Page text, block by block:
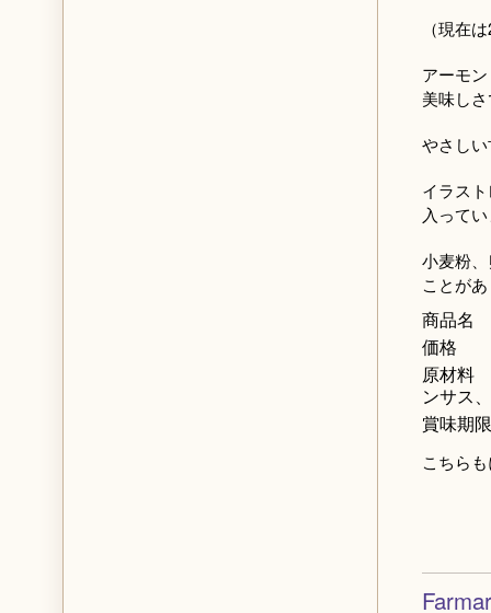
（現在
アーモ
美味し
やさし
イラス
入って
小麦粉
ことが
商品
価格
原材
ンサス
賞味
こちら